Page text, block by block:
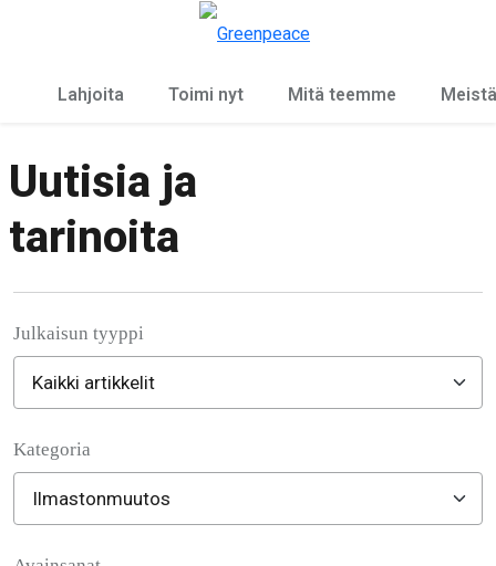
Lahjoita Toimi nyt Mitä teemme Meistä
Uutisia ja
tarinoita
Julkaisun tyyppi
Kategoria